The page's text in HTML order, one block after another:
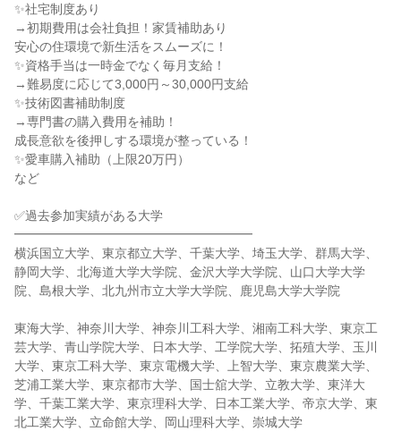
✨社宅制度あり
→初期費用は会社負担！家賃補助あり
安心の住環境で新生活をスムーズに！
✨資格手当は一時金でなく毎月支給！
→難易度に応じて3,000円～30,000円支給
✨技術図書補助制度
→専門書の購入費用を補助！
成長意欲を後押しする環境が整っている！
✨愛車購入補助（上限20万円）
など
✅過去参加実績がある大学
━━━━━━━━━━━━━━━━━━━
横浜国立大学、東京都立大学、千葉大学、埼玉大学、群馬大学、
静岡大学、北海道大学大学院、金沢大学大学院、山口大学大学
院、島根大学、北九州市立大学大学院、鹿児島大学大学院
東海大学、神奈川大学、神奈川工科大学、湘南工科大学、東京工
芸大学、青山学院大学、日本大学、工学院大学、拓殖大学、玉川
大学、東京工科大学、東京電機大学、上智大学、東京農業大学、
芝浦工業大学、東京都市大学、国士舘大学、立教大学、東洋大
学、千葉工業大学、東京理科大学、日本工業大学、帝京大学、東
北工業大学、立命館大学、岡山理科大学、崇城大学